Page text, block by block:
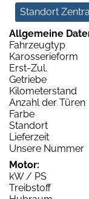
Standort
Allgemeine
Fahrzeugtyp
Karosserieform
Erst-Zul.
Getriebe
Kilometerstand
Anzahl der Türen
Farbe
Standort
Lieferzeit
Unsere Nummer
Motor:
kW / PS
Treibstoff